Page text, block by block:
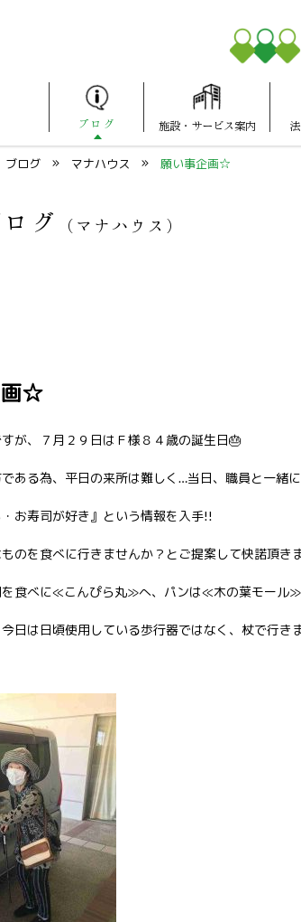
ブログ 施設・ サービス案内
マナハウス
ブログ マナハウス 願い事企画☆
ログ （マナハウス）
画☆
が、７月２９日はＦ様８４歳の誕生日🎂
ある為、平日の来所は難しく…当日、職員と一緒
・お寿司が好き』という情報を入手!!
のを食べに行きませんか？とご提案して快諾頂き
を食べに≪こんぴら丸≫へ、パンは≪木の葉モール
日は日頃使用している歩行器ではなく、杖で行きま